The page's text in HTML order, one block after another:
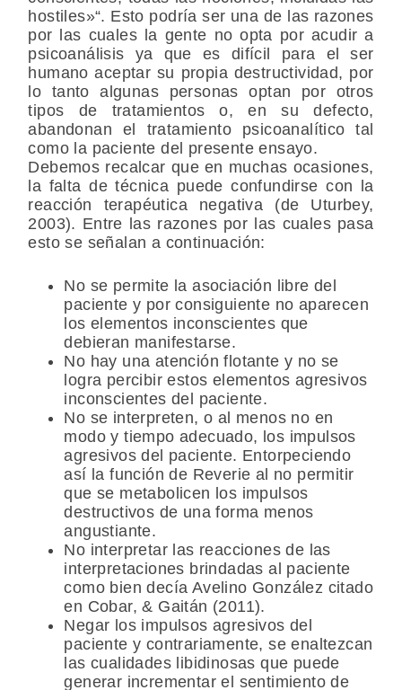
hostiles»“. Esto podría ser una de las razones
por las cuales la gente no opta por acudir a
psicoanálisis ya que es difícil para el ser
humano aceptar su propia destructividad, por
lo tanto algunas personas optan por otros
tipos de tratamientos o, en su defecto,
abandonan el tratamiento psicoanalítico tal
como la paciente del presente ensayo.
Debemos recalcar que en muchas ocasiones,
la falta de técnica puede confundirse con la
reacción terapéutica negativa (de Uturbey,
2003). Entre las razones por las cuales pasa
esto se señalan a continuación:
No se permite la asociación libre del
paciente y por consiguiente no aparecen
los elementos inconscientes que
debieran manifestarse.
No hay una atención flotante y no se
logra percibir estos elementos agresivos
inconscientes del paciente.
No se interpreten, o al menos no en
modo y tiempo adecuado, los impulsos
agresivos del paciente. Entorpeciendo
así la función de Reverie al no permitir
que se metabolicen los impulsos
destructivos de una forma menos
angustiante.
No interpretar las reacciones de las
interpretaciones brindadas al paciente
como bien decía Avelino González citado
en Cobar, & Gaitán (2011).
Negar los impulsos agresivos del
paciente y contrariamente, se enaltezcan
las cualidades libidinosas que puede
generar incrementar el sentimiento de